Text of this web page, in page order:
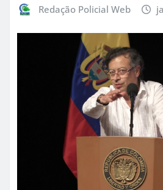
Redação Policial Web